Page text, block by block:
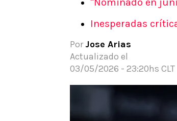
Pronósticos
Inesperadas
Por Jose Arias
Actualizado el
03/05/2026 - 23:20hs CLT